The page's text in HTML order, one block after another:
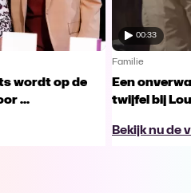
wordt op de
...
00:33
Familie
Een
twijfel bij
Bekijk nu de